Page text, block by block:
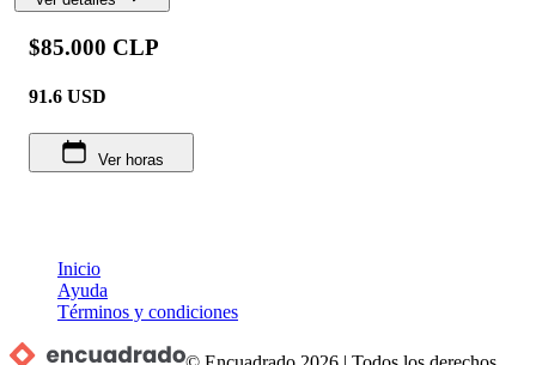
$85.000 CLP
91.6 USD
Ver horas
Inicio
Ayuda
Términos y condiciones